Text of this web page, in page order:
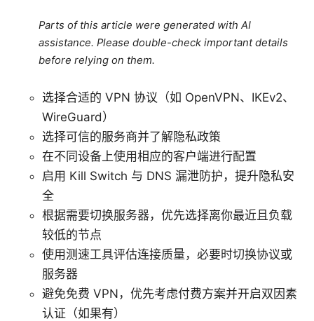
Parts of this article were generated with AI
assistance. Please double-check important details
before relying on them.
选择合适的 VPN 协议（如 OpenVPN、IKEv2、
WireGuard）
选择可信的服务商并了解隐私政策
在不同设备上使用相应的客户端进行配置
启用 Kill Switch 与 DNS 漏泄防护，提升隐私安
全
根据需要切换服务器，优先选择离你最近且负载
较低的节点
使用测速工具评估连接质量，必要时切换协议或
服务器
避免免费 VPN，优先考虑付费方案并开启双因素
认证（如果有）